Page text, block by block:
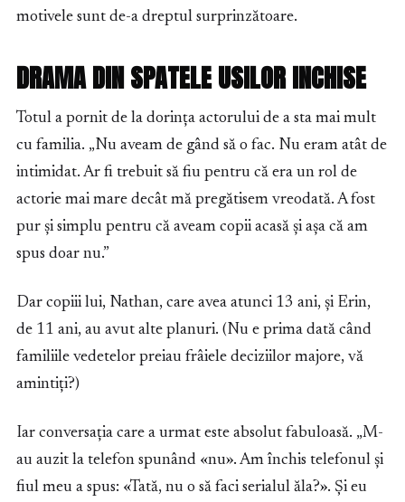
motivele sunt de-a dreptul surprinzătoare.
DRAMA DIN SPATELE USILOR INCHISE
Totul a pornit de la dorința actorului de a sta mai mult
cu familia. „Nu aveam de gând să o fac. Nu eram atât de
intimidat. Ar fi trebuit să fiu pentru că era un rol de
actorie mai mare decât mă pregătisem vreodată. A fost
pur și simplu pentru că aveam copii acasă și așa că am
spus doar nu.”
Dar copiii lui, Nathan, care avea atunci 13 ani, și Erin,
de 11 ani, au avut alte planuri. (Nu e prima dată când
familiile vedetelor preiau frâiele deciziilor majore, vă
amintiți?)
Iar conversația care a urmat este absolut fabuloasă. „M-
au auzit la telefon spunând «nu». Am închis telefonul și
fiul meu a spus: «Tată, nu o să faci serialul ăla?». Și eu